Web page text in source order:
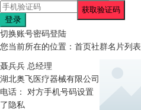
登录
切换账号密码登陆
您当前所在的位置： 首页社群名片列表
聂兵兵 总经理
湖北奥飞医疗器械有限公司
电话： 对方手机号码设置
了隐私